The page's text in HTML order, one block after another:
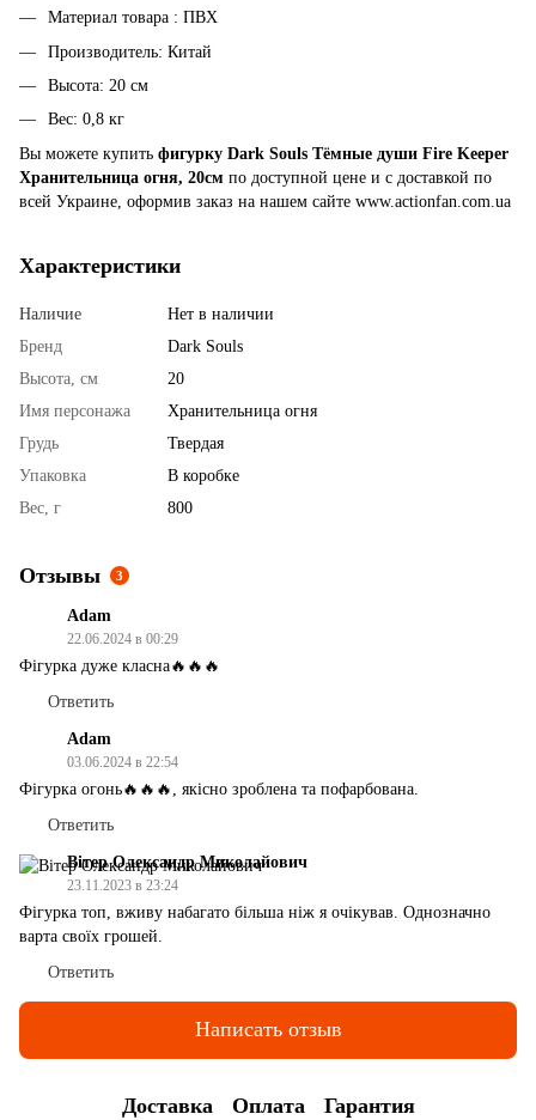
Материал товара : ПВХ
Производитель: Китай
Высота: 20 см
Вес: 0,8 кг
Вы можете купить фигурку Dark Souls Тёмные души Fire Keeper
Хранительница огня, 20см по доступной цене и с доставкой по
всей Украине, оформив заказ на нашем сайте www.actionfan.com.ua
Характеристики
Наличие
Нет в наличии
Бренд
Dark Souls
Высота, см
20
Имя персонажа
Хранительница огня
Грудь
Твердая
Упаковка
В коробке
Вес, г
800
Отзывы 3
Adam
22.06.2024 в 00:29
Фігурка дуже класна🔥🔥🔥
Ответить
Adam
03.06.2024 в 22:54
Фігурка огонь🔥🔥🔥, якісно зроблена та пофарбована.
Ответить
Вітер Олександр Миколайович
23.11.2023 в 23:24
Фігурка топ, вживу набагато більша ніж я очікував. Однозначно
варта своїх грошей.
Ответить
Написать отзыв
Доставка Оплата Гарантия